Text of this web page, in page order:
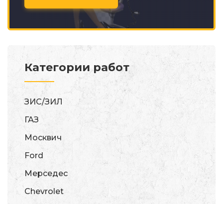
Категории работ
ЗИС/ЗИЛ
ГАЗ
Москвич
Ford
Мерседес
Chevrolet